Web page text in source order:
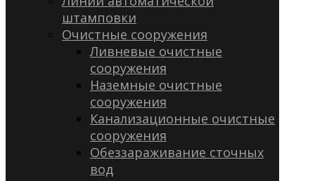
штамповки
Очистные сооружения
Ливневые очистные
сооружения
Наземные очистные
сооружения
Канализационные очистные
сооружения
Обеззараживание сточных
вод